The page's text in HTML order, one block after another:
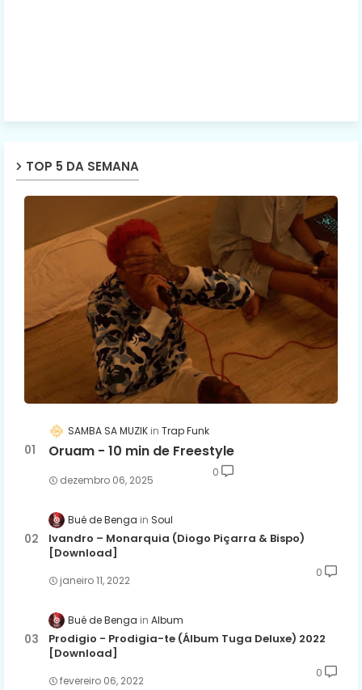
TOP 5 DA SEMANA
SAMBA SA MUZIK Trap Funk
Oruam - 10 min de Freestyle
dezembro 06, 2025
0
Bué de Benga Soul
Ivandro – Monarquia (Diogo Piçarra & Bispo)
[Download]
janeiro 11, 2022
0
Bué de Benga Album
Prodigio - Prodigia-te (Álbum Tuga Deluxe) 2022
[Download]
fevereiro 06, 2022
0